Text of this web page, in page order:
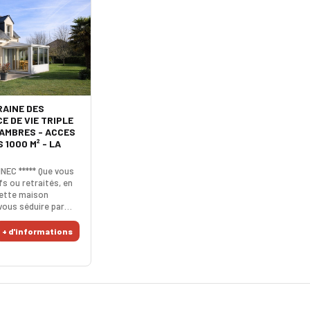
DES
DE VIE TRIPLE
- ACCES
1000 M² - LA
***** Que vous
ou retraités, en
maison
séduire par
immédiate à
dans un secteur
pépite est une
bonheur. La pièce
une cuisine
+ d'informations